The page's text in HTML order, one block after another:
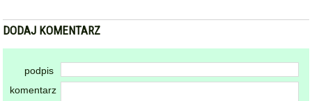
DODAJ KOMENTARZ
podpis
komentarz